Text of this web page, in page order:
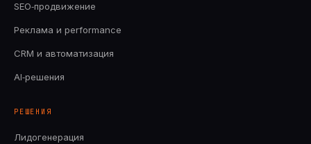
SEO‑продвижение
Реклама и performance
CRM и автоматизация
AI‑решения
РЕШЕНИЯ
Лидогенерация